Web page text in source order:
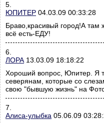
5.
ЮПИТЕР 04.03.09 00:33:28
Браво,красивый город!А там
всё есть-ЕДУ!
6.
ЛОРА13.03.09 18:18:22
Хороший вопрос, Юпитер. Я
северянам, которые со
свою "бывшую жизнь" на
7.
Алиса-улыбка 05.06.09